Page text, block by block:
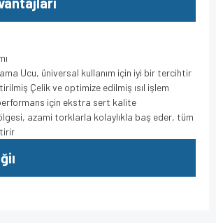
Ucu, üniversal kullanım için iyi bir tercihtir
Çelik ve optimize edilmiş ısıl işlem
için ekstra sert kalite
azami torklarla kolaylıkla baş eder, tüm